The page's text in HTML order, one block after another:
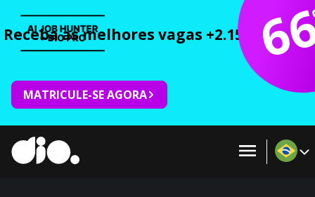
Receba as melhores vagas +2.150 cursos
MATRICULE-SE AGORA